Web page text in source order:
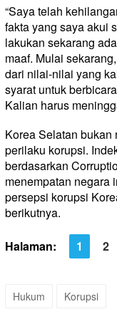
“Saya telah
fakta yang saya akui
lakukan sekarang
maaf. Mulai
dari nilai-nilai yang
syarat untuk
Kalian harus
Korea Selatan bukan
perilaku korupsi.
berdasarkan
menempatan negara
persepsi korupsi
berikutnya.
Halaman: 1 2
Hukum Korupsi